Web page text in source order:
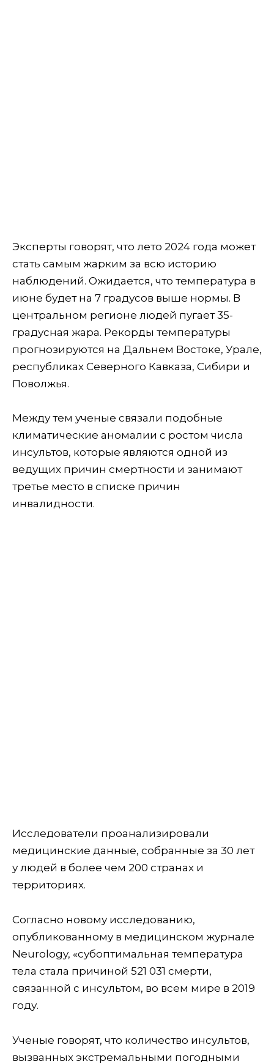
Эксперты говорят, что лето 2024 года может
стать самым жарким за всю историю
наблюдений. Ожидается, что температура в
июне будет на 7 градусов выше нормы. В
центральном регионе людей пугает 35-
градусная жара. Рекорды температуры
прогнозируются на Дальнем Востоке, Урале,
республиках Северного Кавказа, Сибири и
Поволжья.
Между тем ученые связали подобные
климатические аномалии с ростом числа
инсультов, которые являются одной из
ведущих причин смертности и занимают
третье место в списке причин
инвалидности.
Исследователи проанализировали
медицинские данные, собранные за 30 лет
у людей в более чем 200 странах и
территориях.
Согласно новому исследованию,
опубликованному в медицинском журнале
Neurology, «субоптимальная температура
тела стала причиной 521 031 смерти,
связанной с инсультом, во всем мире в 2019
году.
Ученые говорят, что количество инсультов,
вызванных экстремальными погодными